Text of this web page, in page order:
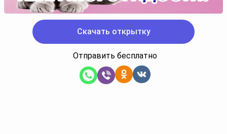
Скачать открытку
Отправить бесплатно